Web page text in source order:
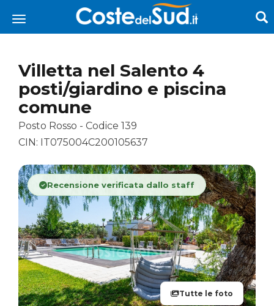
Villetta nel Salento 4
posti/giardino e piscina
comune
Posto Rosso - Codice 139
CIN: IT075004C200105637
Recensione verificata dallo staff
Tutte le foto